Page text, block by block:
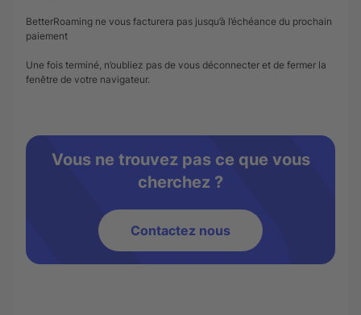
BetterRoaming ne vous facturera pas jusqu’à l’échéance du prochain
paiement
Une fois terminé, n’oubliez pas de vous déconnecter et de fermer la
fenêtre de votre navigateur.
Vous ne trouvez pas ce que vous
cherchez ?
Contactez nous